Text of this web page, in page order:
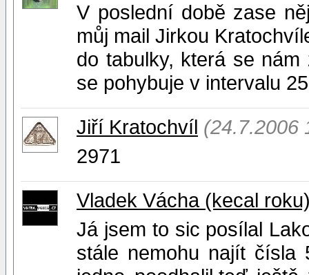
V poslední době zase
můj mail Jirkou
do tabulky, která se
se pohybuje v intervalu
Jiří Kratochvíl (24.7.2006
2971
Vladek Vácha (kecal
Já jsem to sic posílal
stále nemohu najít čísla